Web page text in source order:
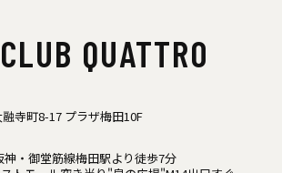
CLUB QUATTRO
寺町8-17 プラザ梅田10F
神・御堂筋線梅田駅より徒歩7分